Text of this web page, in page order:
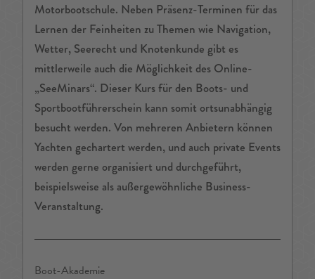
Motorbootschule. Neben Präsenz-Terminen für das
Lernen der Feinheiten zu Themen wie Navigation,
Wetter, Seerecht und Knotenkunde gibt es
mittlerweile auch die Möglichkeit des Online-
„SeeMinars“. Dieser Kurs für den Boots- und
Sportbootführerschein kann somit ortsunabhängig
besucht werden. Von mehreren Anbietern können
Yachten gechartert werden, und auch private Events
werden gerne organisiert und durchgeführt,
beispielsweise als außergewöhnliche Business-
Veranstaltung.
Boot-Akademie